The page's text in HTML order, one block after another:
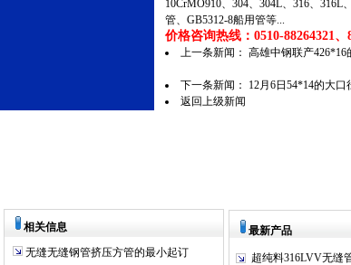
10CrMO910、304、304L、316、
管、GB5312-8船用管等...
价格咨询热线：0510-88264321
上一条新闻： 高雄中钢联产426*16
下一条新闻：
12月6日54*14的大
返回上级新闻
相关信息
无缝无缝钢管挤压方管的最小起订
最新产品
超纯料316LVV无缝